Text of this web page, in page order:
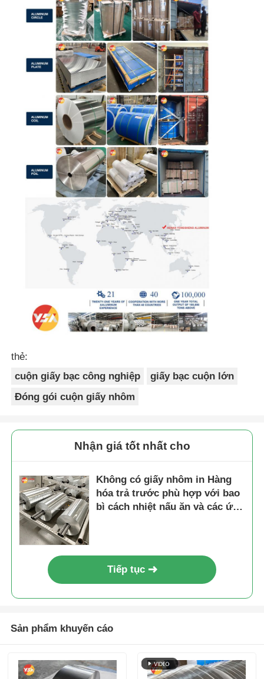
thẻ:
cuộn giấy bạc công nghiệp
giấy bạc cuộn lớn
Đóng gói cuộn giấy nhôm
Nhận giá tốt nhất cho
Không có giấy nhôm in Hàng
hóa trả trước phù hợp với bao
bì cách nhiệt nấu ăn và các ứng
Tiếp tục
Sản phẩm khuyến cáo